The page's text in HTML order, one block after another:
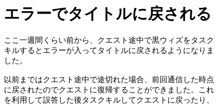
エラーでタイトルに戻される
ここ一週間くらい前から、クエスト途中で黒ウィズをタスク
キルするとエラーが入ってタイトルに戻されるようになりま
した。
以前まではクエスト途中で途切れた場合、前回通信した時点
に戻されたのでクエストに復帰することができました。これ
を利用して誤答した後タスクキルしてクエストに戻ったり、